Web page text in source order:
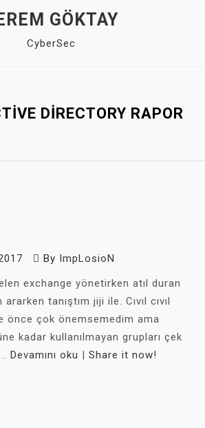
GÖKTAY
CyberSec
DIRECTORY RAPOR
By ImpLosioN
exchange yönetirken atıl duran
tanıştım jiji ile. Cıvıl cıvıl
önce çok önemsemedim ama
kadar kullanılmayan grupları çek
Devamını oku | Share it now!